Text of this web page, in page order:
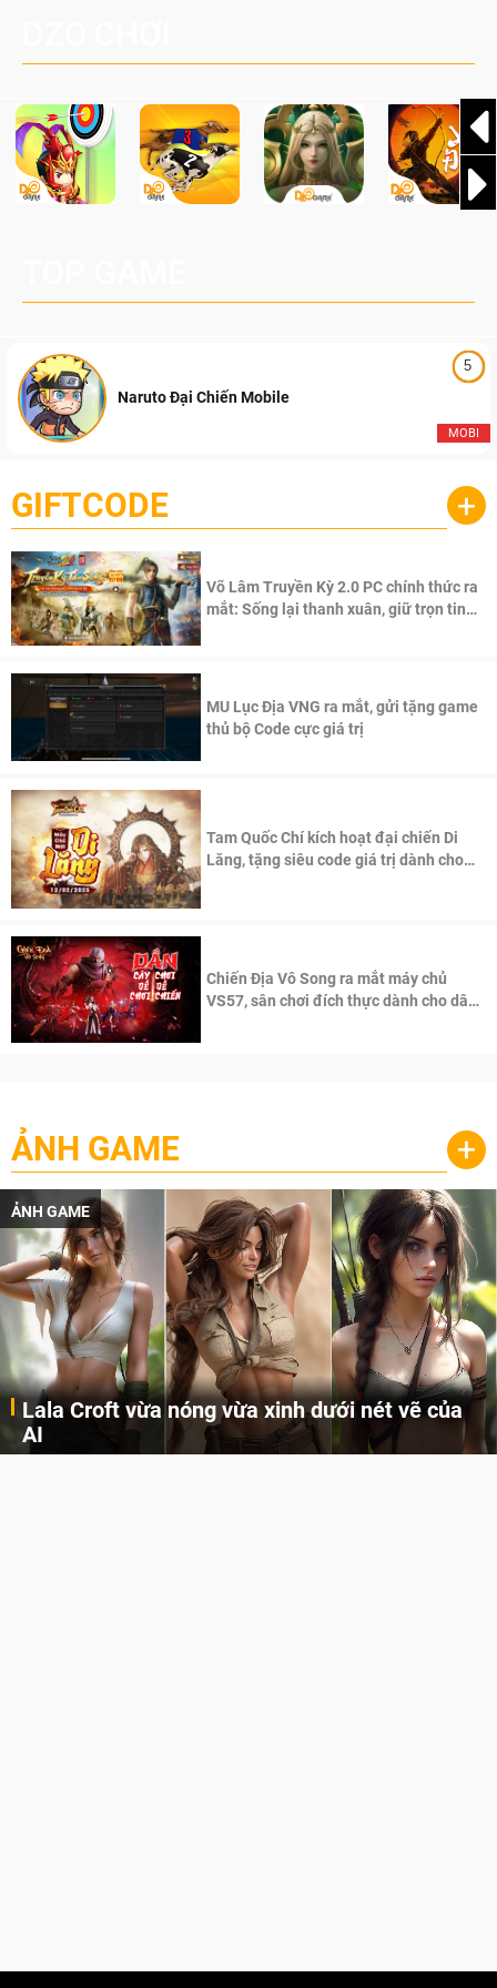
5
MOBI
Naruto Đại Chiến Mobile
GIFTCODE +
Võ Lâm Truyền Kỳ 2.0 PC chính thức ra
mắt: Sống lại thanh xuân, giữ trọn tinh
MU Lục Địa VNG ra mắt, gửi tặng game
thủ bộ Code cực giá trị
Tam Quốc Chí kích hoạt đại chiến Di
Lăng, tặng siêu code giá trị dành cho
Chiến Địa Vô Song ra mắt máy chủ
VS57, sân chơi đích thực dành cho dân
ẢNH GAME +
ẢNH GAME
Lala Croft vừa nóng vừa xinh dưới nét vẽ của
AI